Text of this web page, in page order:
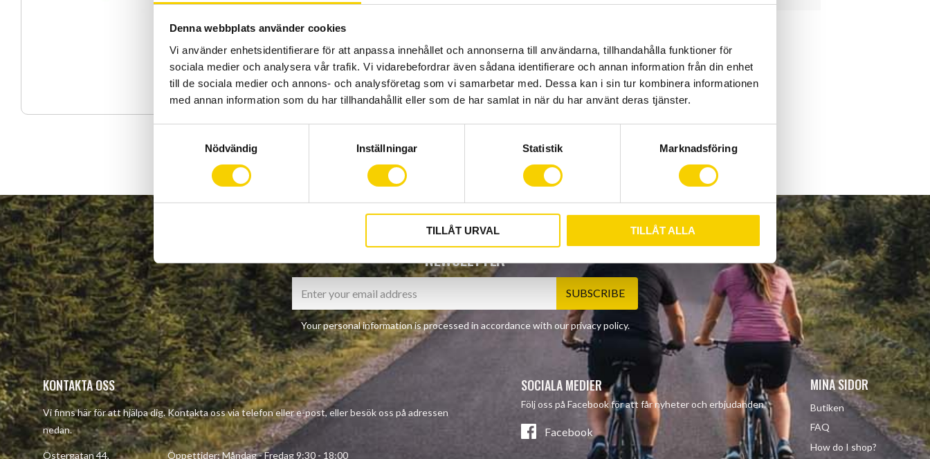
Denna webbplats använder cookies
Vi använder enhetsidentifierare för att anpassa innehållet och annonserna till användarna, tillhandahålla funktioner för
sociala medier och analysera vår trafik. Vi vidarebefordrar även sådana identifierare och annan information från din enhet
till de sociala medier och annons- och analysföretag som vi samarbetar med. Dessa kan i sin tur kombinera informationen
med annan information som du har tillhandahållit eller som de har samlat in när du har använt deras tjänster.
y
c
k
e
s
v
a
l
Nödvändig Inställningar Statistik Marknadsföring
TILLÅT URVAL TILLÅT ALLA
NEWSLETTER
SUBSCRIBE
Your personal information is processed in accordance with ourprivacy policy.
KONTAKTA OSS
Vi finns här för att hjälpa dig. Kontakta oss via telefon eller e-post, eller besök oss på adressen
nedan.
Östergatan 44, Öppettider: Måndag - Fredag 9:30 - 18:00
SOCIALA MEDIER
Följ oss på Facebook för att får nyheter och erbjudanden.
Facebook
MINA SIDOR
Butiken
FAQ
How do I shop?